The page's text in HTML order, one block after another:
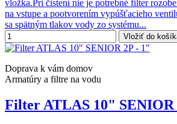
vložka.Pri čistení nie je potrebné filter
na vstupe a pootvorením vypúšťacieho
sa spätným tlakov vody zo systému...
Vložiť do
Doprava k vám domov
Armatúry a filtre na vodu
Filter ATLAS 10" SENIOR